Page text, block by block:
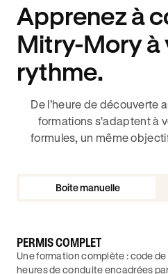
Apprenez à
Mitry-Mory à
rythme.
De l’heure de découverte
formations s'adaptent à
formules, un même
Boite manuelle
PERMIS COMPLET
Une formation complète : code
heures de conduite encadrées